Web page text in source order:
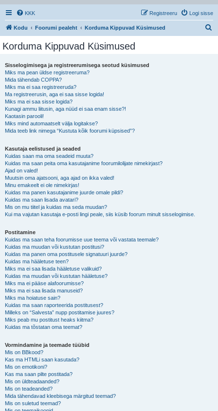
KKK Logi sisse
Registreeru
Kodu Foorumi pealeht Korduma Kippuvad Küsimused
Korduma Kippuvad Küsimused
Sisselogimisega ja registreerumisega seotud küsimused
Miks ma pean üldse registreeruma?
Mida tähendab COPPA?
Miks ma ei saa registreeruda?
Ma registreerusin, aga ei saa sisse logida!
Miks ma ei saa sisse logida?
Kunagi ammu liitusin, aga nüüd ei saa enam sisse?!
Kaotasin parooli!
Miks mind automaatselt välja logitakse?
Mida teeb link nimega “Kustuta kõik foorumi küpsised”?
Kasutaja eelistused ja seaded
Kuidas saan ma oma seadeid muuta?
Kuidas ma saan peita oma kasutajanime foorumilolijate nimekirjast?
Ajad on valed!
Muutsin oma ajatsooni, aga ajad on ikka valed!
Minu emakeelt ei ole nimekirjas!
Kuidas ma panen kasutajanime juurde omale pildi?
Kuidas ma saan lisada avatari?
Mis on mu tiitel ja kuidas ma seda muudan?
Kui ma vajutan kasutaja e-posti lingi peale, siis küsib foorum minult sisselogimise.
Postitamine
Kuidas ma saan teha foorumisse uue teema või vastata teemale?
Kuidas ma muudan või kustutan postitusi?
Kuidas ma panen oma postitusele signatuuri juurde?
Kuidas ma hääletuse teen?
Miks ma ei saa lisada hääletuse valikuid?
Kuidas ma muudan või kustutan hääletuse?
Miks ma ei pääse alafoorumisse?
Miks ma ei saa lisada manuseid?
Miks ma hoiatuse sain?
Kuidas ma saan raporteerida postitusest?
Milleks on “Salvesta” nupp postitamise juures?
Miks peab mu postitust heaks kiitma?
Kuidas ma tõstatan oma teemat?
Vormindamine ja teemade tüübid
Mis on BBkood?
Kas ma HTMLi saan kasutada?
Mis on emotikoni?
Kas ma saan pilte postitada?
Mis on üldteadaanded?
Mis on teadeanded?
Mida tähendavad kleebisega märgitud teemad?
Mis on suletud teemad?